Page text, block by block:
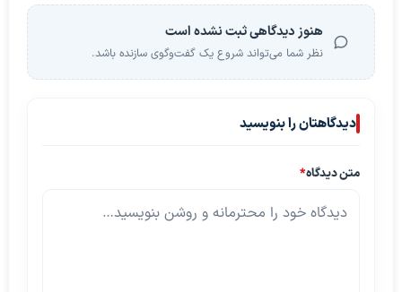
هنوز دیدگاهی ثبت نشده است
نظر شما می‌تواند شروع یک گفت‌وگوی سازنده باشد.
دیدگاهتان را بنویسید
متن دیدگاه*